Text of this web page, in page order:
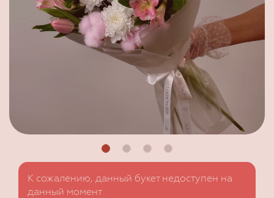
К сожалению, данный букет недоступен на
данный момент